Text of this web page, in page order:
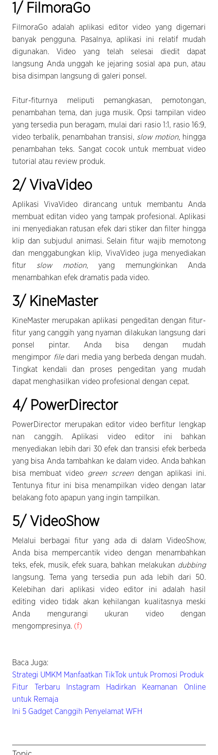
1/ FilmoraGo
FilmoraGo adalah aplikasi editor video yang digemari
banyak pengguna. Pasalnya, aplikasi ini relatif mudah
digunakan. Video yang telah selesai diedit dapat
langsung Anda unggah ke jejaring sosial apa pun, atau
bisa disimpan langsung di galeri ponsel.
Fitur-fiturnya meliputi pemangkasan, pemotongan,
penambahan tema, dan juga musik. Opsi tampilan video
yang tersedia pun beragam, mulai dari rasio 1:1, rasio 16:9,
video terbalik, penambahan transisi, slow motion, hingga
penambahan teks. Sangat cocok untuk membuat video
tutorial atau review produk.
2/ VivaVideo
Aplikasi VivaVideo dirancang untuk membantu Anda
membuat editan video yang tampak profesional. Aplikasi
ini menyediakan ratusan efek dari stiker dan filter hingga
klip dan subjudul animasi. Selain fitur wajib memotong
dan menggabungkan klip, VivaVideo juga menyediakan
fitur slow motion, yang memungkinkan Anda
menambahkan efek dramatis pada video.
3/ KineMaster
KineMaster merupakan aplikasi pengeditan dengan fitur-
fitur yang canggih yang nyaman dilakukan langsung dari
ponsel pintar. Anda bisa dengan mudah
mengimpor filedari media yang berbeda dengan mudah.
Tingkat kendali dan proses pengeditan yang mudah
dapat menghasilkan video profesional dengan cepat.
4/ PowerDirector
PowerDirector merupakan editor video berfitur lengkap
nan canggih. Aplikasi video editor ini bahkan
menyediakan lebih dari 30 efek dan transisi efek berbeda
yang bisa Anda tambahkan ke dalam video. Anda bahkan
bisa membuat video green screendengan aplikasi ini.
Tentunya fitur ini bisa menampilkan video dengan latar
belakang foto apapun yang ingin tampilkan.
5/ VideoShow
Melalui berbagai fitur yang ada di dalam VideoShow,
Anda bisa mempercantik video dengan menambahkan
teks, efek, musik, efek suara, bahkan melakukan dubbing
langsung. Tema yang tersedia pun ada lebih dari 50.
Kelebihan dari aplikasi video editor ini adalah hasil
editing video tidak akan kehilangan kualitasnya meski
Anda mengurangi ukuran video dengan
mengompresinya. (f)
Baca Juga:
Strategi UMKM Manfaatkan TikTok untuk Promosi Produk
Fitur Terbaru Instagram Hadirkan Keamanan Online
untuk Remaja
Ini 5 Gadget Canggih Penyelamat WFH